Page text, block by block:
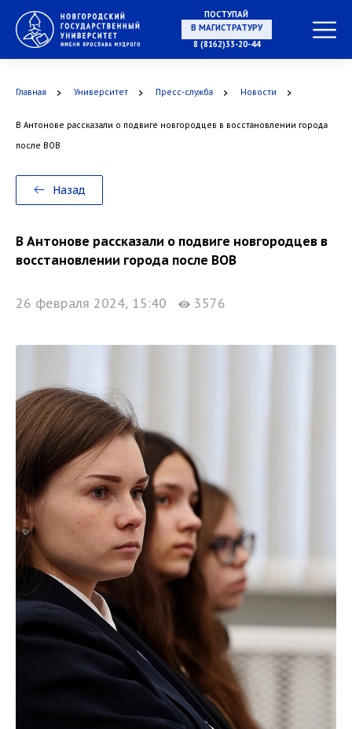
ПОСТУПАЙ
В МАГИСТРАТУРУ
8 (8162)33-20-44
Главная Университет Пресс-служба Новости
В Антонове рассказали о подвиге новгородцев в восстановлении города
после ВОВ
Назад
В Антонове рассказали о подвиге новгородцев в
восстановлении города после ВОВ
26 февраля 2024, 15:40 3576